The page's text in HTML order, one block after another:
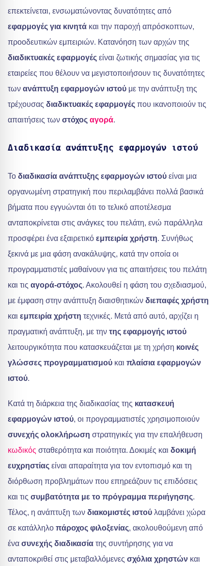
επεκτείνεται, ενσωματώνοντας δυνατότητες από
εφαρμογές για κινητά και την παροχή απρόσκοπτων,
προοδευτικών εμπειριών. Κατανόηση των αρχών της
διαδικτυακές εφαρμογές είναι ζωτικής σημασίας για τις
εταιρείες που θέλουν να μεγιστοποιήσουν τις δυνατότητες
των ανάπτυξη εφαρμογών ιστού με την ανάπτυξη της
τρέχουσας διαδικτυακές εφαρμογές που ικανοποιούν τις
απαιτήσεις των στόχος αγορά.
Διαδικασία ανάπτυξης εφαρμογών ιστού
Το διαδικασία ανάπτυξης εφαρμογών ιστού είναι μια
οργανωμένη στρατηγική που περιλαμβάνει πολλά βασικά
βήματα που εγγυώνται ότι το τελικό αποτέλεσμα
ανταποκρίνεται στις ανάγκες του πελάτη, ενώ παράλληλα
προσφέρει ένα εξαιρετικό εμπειρία χρήστη. Συνήθως
ξεκινά με μια φάση ανακάλυψης, κατά την οποία οι
προγραμματιστές μαθαίνουν για τις απαιτήσεις του πελάτη
και τις αγορά-στόχος. Ακολουθεί η φάση του σχεδιασμού,
με έμφαση στην ανάπτυξη διαισθητικών διεπαφές χρήστη
και εμπειρία χρήστη τεχνικές. Μετά από αυτό, αρχίζει η
πραγματική ανάπτυξη, με την της εφαρμογής ιστού
λειτουργικότητα που κατασκευάζεται με τη χρήση κοινές
γλώσσες προγραμματισμού και πλαίσια εφαρμογών
ιστού.
Κατά τη διάρκεια της διαδικασίας της κατασκευή
εφαρμογών ιστού, οι προγραμματιστές χρησιμοποιούν
συνεχής ολοκλήρωση στρατηγικές για την επαλήθευση
κωδικός σταθερότητα και ποιότητα. Δοκιμές και δοκιμή
ευχρηστίας είναι απαραίτητα για τον εντοπισμό και τη
διόρθωση προβλημάτων που επηρεάζουν τις επιδόσεις
και τις συμβατότητα με το πρόγραμμα περιήγησης.
Τέλος, η ανάπτυξη των διακομιστές ιστού λαμβάνει χώρα
σε κατάλληλο πάροχος φιλοξενίας, ακολουθούμενη από
ένα συνεχής διαδικασία της συντήρησης για να
ανταποκριθεί στις μεταβαλλόμενες σχόλια χρηστών και